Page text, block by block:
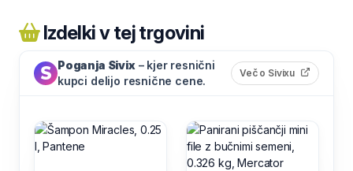
Izdelki v tej trgovini
Poganja Sivix – kjer resnični
kupci delijo resnične cene.
Več o Sivixu (odpre